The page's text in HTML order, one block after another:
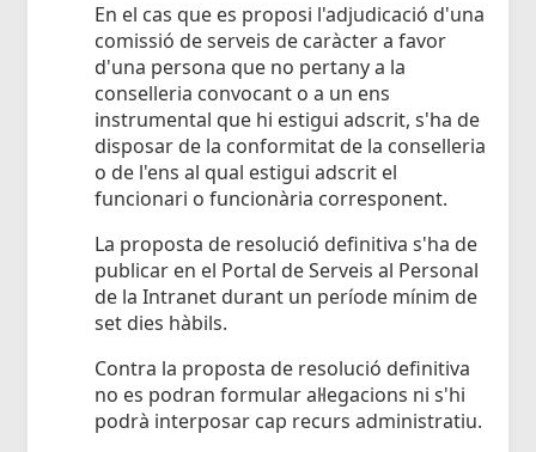
En el cas que es proposi l'adjudicació d'una
comissió de serveis de caràcter a favor
d'una persona que no pertany a la
conselleria convocant o a un ens
instrumental que hi estigui adscrit, s'ha de
disposar de la conformitat de la conselleria
o de l'ens al qual estigui adscrit el
funcionari o funcionària corresponent.
La proposta de resolució definitiva s'ha de
publicar en el Portal de Serveis al Personal
de la Intranet durant un període mínim de
set dies hàbils.
Contra la proposta de resolució definitiva
no es podran formular al·legacions ni s'hi
podrà interposar cap recurs administratiu.